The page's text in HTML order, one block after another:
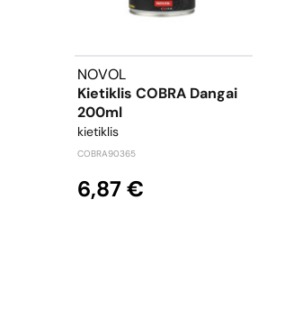
NOVOL
Kietiklis COBRA Dangai
200ml
kietiklis
COBRA90365
6,87 €